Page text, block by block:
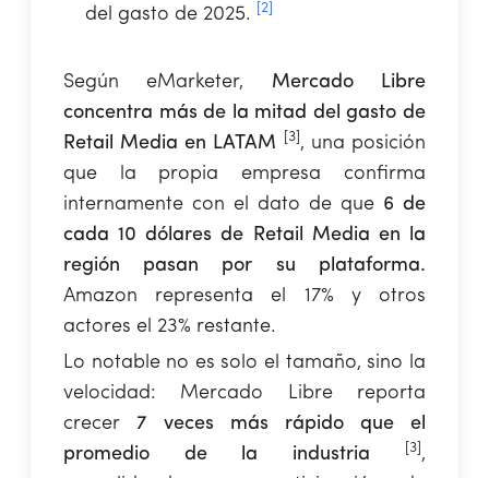
del gasto de 2025.
[2]
Según eMarketer, Mercado Libre
concentra más de la mitad del gasto de
Retail Media en LATAM
[3] , una posición
que la propia empresa confirma
internamente con el dato de que 6 de
cada 10 dólares de Retail Media en la
región pasan por su plataforma.
Amazon representa el 17% y otros
actores el 23% restante.
Lo notable no es solo el tamaño, sino la
velocidad: Mercado Libre reporta
crecer 7 veces más rápido que el
promedio de la industria
[3] ,